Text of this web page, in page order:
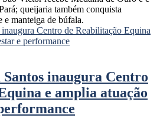
queijaria também conquista
e manteiga de búfala.
inaugura Centro
e amplia atuação